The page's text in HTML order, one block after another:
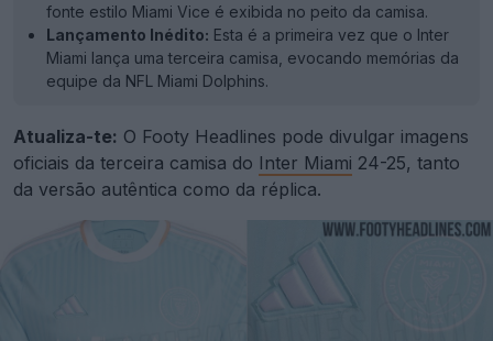
fonte estilo Miami Vice é exibida no peito da camisa.
Lançamento Inédito: Esta é a primeira vez que o Inter
Miami lança uma terceira camisa, evocando memórias da
equipe da NFL Miami Dolphins.
Atualiza-te: O Footy Headlines pode divulgar imagens
oficiais da terceira camisa do Inter Miami 24-25, tanto
da versão autêntica como da réplica.